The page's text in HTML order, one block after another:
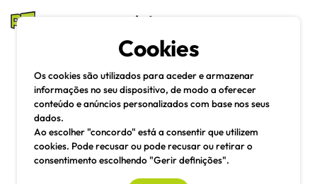
mesas e cadeiras
Pesquisa
Cookies
Os cookies são utilizados para aceder e armazenar
informações no seu dispositivo, de modo a oferecer
conteúdo e anúncios personalizados com base nos seus
dados.
Ao escolher "concordo" está a consentir que utilizem
cookies. Pode recusar ou pode recusar ou retirar o
consentimento escolhendo "Gerir definições".